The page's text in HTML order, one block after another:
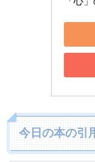
今日の本の引